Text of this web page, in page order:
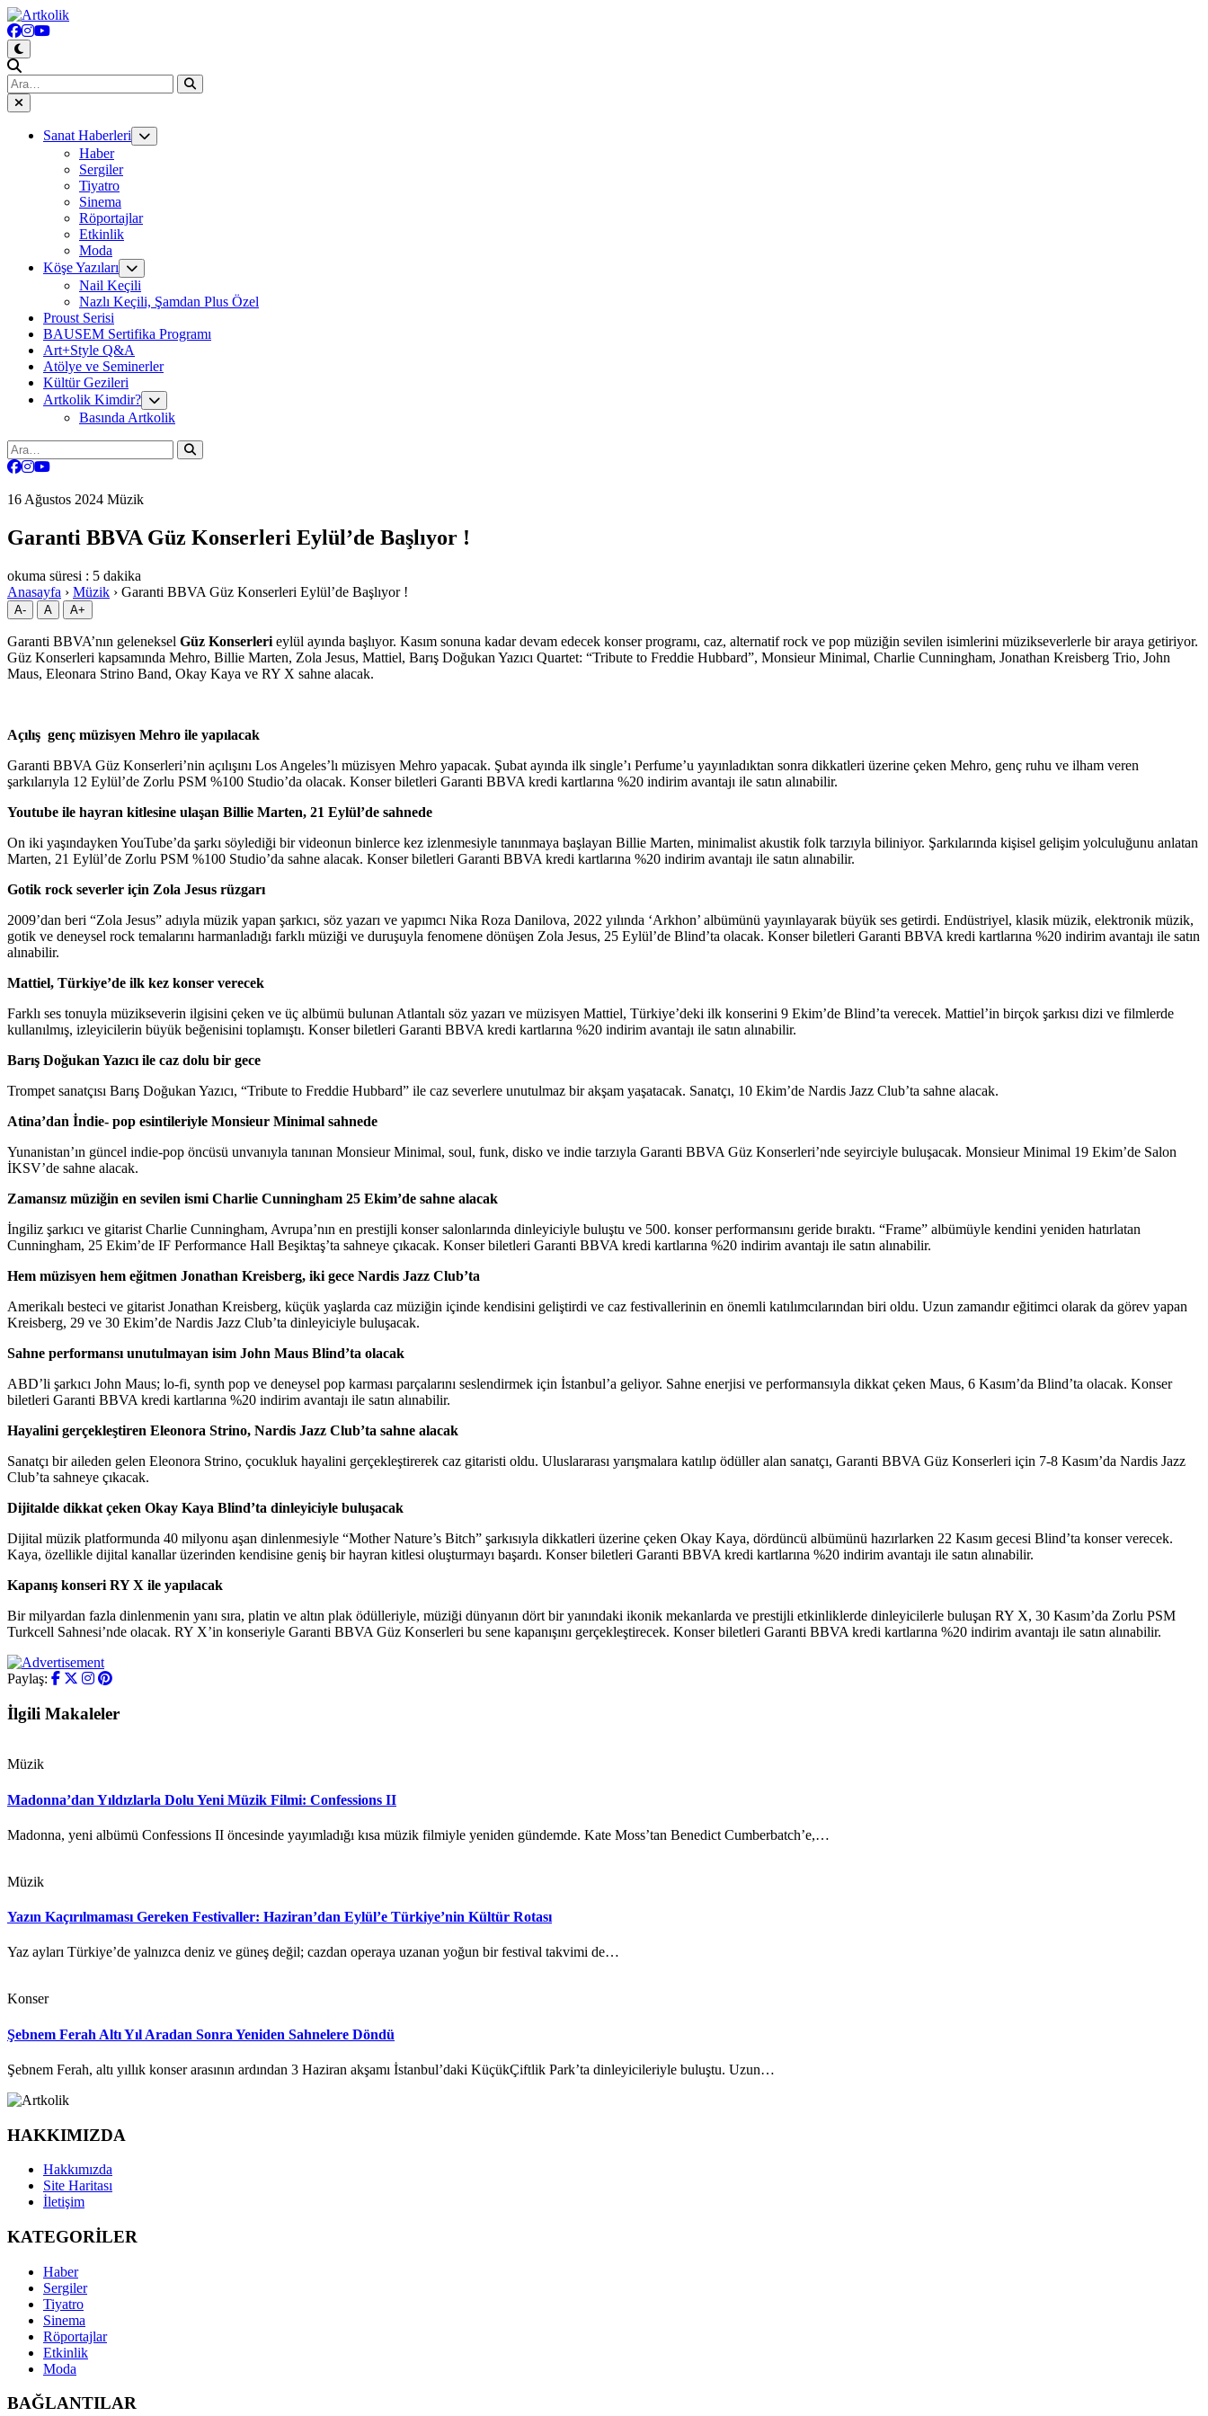
Ara:
Sanat Haberleri
Haber
Sergiler
Tiyatro
Sinema
Röportajlar
Etkinlik
Moda
Köşe Yazıları
Nail Keçili
Nazlı Keçili, Şamdan Plus Özel
Proust Serisi
BAUSEM Sertifika Programı
Art+Style Q&A
Atölye ve Seminerler
Kültür Gezileri
Artkolik Kimdir?
Basında Artkolik
Ara:
16 Ağustos 2024 Müzik
Garanti BBVA Güz Konserleri Eylül’de Başlıyor !
okuma süresi : 5 dakika
Anasayfa › Müzik › Garanti BBVA Güz Konserleri Eylül’de Başlıyor !
A- A A+
Garanti BBVA’nın geleneksel Güz Konserleri eylül ayında başlıyor. Kasım sonuna kadar devam edecek konser programı, caz, alternatif rock ve pop müziğin sevilen isimlerini müzikseverlerle bir araya getiriyor.
Güz Konserleri kapsamında Mehro, Billie Marten, Zola Jesus, Mattiel, Barış Doğukan Yazıcı Quartet: “Tribute to Freddie Hubbard”, Monsieur Minimal, Charlie Cunningham, Jonathan Kreisberg Trio, John
Maus, Eleonara Strino Band, Okay Kaya ve RY X sahne alacak.
Açılış genç müzisyen Mehro ile yapılacak
Garanti BBVA Güz Konserleri’nin açılışını Los Angeles’lı müzisyen Mehro yapacak. Şubat ayında ilk single’ı Perfume’u yayınladıktan sonra dikkatleri üzerine çeken Mehro, genç ruhu ve ilham veren
şarkılarıyla 12 Eylül’de Zorlu PSM %100 Studio’da olacak. Konser biletleri Garanti BBVA kredi kartlarına %20 indirim avantajı ile satın alınabilir.
Youtube ile hayran kitlesine ulaşan Billie Marten, 21 Eylül’de sahnede
On iki yaşındayken YouTube’da şarkı söylediği bir videonun binlerce kez izlenmesiyle tanınmaya başlayan Billie Marten, minimalist akustik folk tarzıyla biliniyor. Şarkılarında kişisel gelişim yolculuğunu anlatan
Marten, 21 Eylül’de Zorlu PSM %100 Studio’da sahne alacak. Konser biletleri Garanti BBVA kredi kartlarına %20 indirim avantajı ile satın alınabilir.
Gotik rock severler için Zola Jesus rüzgarı
2009’dan beri “Zola Jesus” adıyla müzik yapan şarkıcı, söz yazarı ve yapımcı Nika Roza Danilova, 2022 yılında ‘Arkhon’ albümünü yayınlayarak büyük ses getirdi. Endüstriyel, klasik müzik, elektronik müzik,
gotik ve deneysel rock temalarını harmanladığı farklı müziği ve duruşuyla fenomene dönüşen Zola Jesus, 25 Eylül’de Blind’ta olacak. Konser biletleri Garanti BBVA kredi kartlarına %20 indirim avantajı ile satın
alınabilir.
Mattiel, Türkiye’de ilk kez konser verecek
Farklı ses tonuyla müzikseverin ilgisini çeken ve üç albümü bulunan Atlantalı söz yazarı ve müzisyen Mattiel, Türkiye’deki ilk konserini 9 Ekim’de Blind’ta verecek. Mattiel’in birçok şarkısı dizi ve filmlerde
kullanılmış, izleyicilerin büyük beğenisini toplamıştı. Konser biletleri Garanti BBVA kredi kartlarına %20 indirim avantajı ile satın alınabilir.
Barış Doğukan Yazıcı ile caz dolu bir gece
Trompet sanatçısı Barış Doğukan Yazıcı, “Tribute to Freddie Hubbard” ile caz severlere unutulmaz bir akşam yaşatacak. Sanatçı, 10 Ekim’de Nardis Jazz Club’ta sahne alacak.
Atina’dan İndie- pop esintileriyle Monsieur Minimal sahnede
Yunanistan’ın güncel indie-pop öncüsü unvanıyla tanınan Monsieur Minimal, soul, funk, disko ve indie tarzıyla Garanti BBVA Güz Konserleri’nde seyirciyle buluşacak. Monsieur Minimal 19 Ekim’de Salon
İKSV’de sahne alacak.
Zamansız müziğin en sevilen ismi Charlie Cunningham 25 Ekim’de sahne alacak
İngiliz şarkıcı ve gitarist Charlie Cunningham, Avrupa’nın en prestijli konser salonlarında dinleyiciyle buluştu ve 500. konser performansını geride bıraktı. “Frame” albümüyle kendini yeniden hatırlatan
Cunningham, 25 Ekim’de IF Performance Hall Beşiktaş’ta sahneye çıkacak. Konser biletleri Garanti BBVA kredi kartlarına %20 indirim avantajı ile satın alınabilir.
Hem müzisyen hem eğitmen Jonathan Kreisberg, iki gece Nardis Jazz Club’ta
Amerikalı besteci ve gitarist Jonathan Kreisberg, küçük yaşlarda caz müziğin içinde kendisini geliştirdi ve caz festivallerinin en önemli katılımcılarından biri oldu. Uzun zamandır eğitimci olarak da görev yapan
Kreisberg, 29 ve 30 Ekim’de Nardis Jazz Club’ta dinleyiciyle buluşacak.
Sahne performansı unutulmayan isim John Maus Blind’ta olacak
ABD’li şarkıcı John Maus; lo-fi, synth pop ve deneysel pop karması parçalarını seslendirmek için İstanbul’a geliyor. Sahne enerjisi ve performansıyla dikkat çeken Maus, 6 Kasım’da Blind’ta olacak. Konser
biletleri Garanti BBVA kredi kartlarına %20 indirim avantajı ile satın alınabilir.
Hayalini gerçekleştiren Eleonora Strino, Nardis Jazz Club’ta sahne alacak
Sanatçı bir aileden gelen Eleonora Strino, çocukluk hayalini gerçekleştirerek caz gitaristi oldu. Uluslararası yarışmalara katılıp ödüller alan sanatçı, Garanti BBVA Güz Konserleri için 7-8 Kasım’da Nardis Jazz
Club’ta sahneye çıkacak.
Dijitalde dikkat çeken Okay Kaya Blind’ta dinleyiciyle buluşacak
Dijital müzik platformunda 40 milyonu aşan dinlenmesiyle “Mother Nature’s Bitch” şarkısıyla dikkatleri üzerine çeken Okay Kaya, dördüncü albümünü hazırlarken 22 Kasım gecesi Blind’ta konser verecek.
Kaya, özellikle dijital kanallar üzerinden kendisine geniş bir hayran kitlesi oluşturmayı başardı. Konser biletleri Garanti BBVA kredi kartlarına %20 indirim avantajı ile satın alınabilir.
Kapanış konseri RY X ile yapılacak
Bir milyardan fazla dinlenmenin yanı sıra, platin ve altın plak ödülleriyle, müziği dünyanın dört bir yanındaki ikonik mekanlarda ve prestijli etkinliklerde dinleyicilerle buluşan RY X, 30 Kasım’da Zorlu PSM
Turkcell Sahnesi’nde olacak. RY X’in konseriyle Garanti BBVA Güz Konserleri bu sene kapanışını gerçekleştirecek. Konser biletleri Garanti BBVA kredi kartlarına %20 indirim avantajı ile satın alınabilir.
Paylaş:
İlgili Makaleler
Müzik
Madonna’dan Yıldızlarla Dolu Yeni Müzik Filmi: Confessions II
Madonna, yeni albümü Confessions II öncesinde yayımladığı kısa müzik filmiyle yeniden gündemde. Kate Moss’tan Benedict Cumberbatch’e,…
Müzik
Yazın Kaçırılmaması Gereken Festivaller: Haziran’dan Eylül’e Türkiye’nin Kültür Rotası
Yaz ayları Türkiye’de yalnızca deniz ve güneş değil; cazdan operaya uzanan yoğun bir festival takvimi de…
Konser
Şebnem Ferah Altı Yıl Aradan Sonra Yeniden Sahnelere Döndü
Şebnem Ferah, altı yıllık konser arasının ardından 3 Haziran akşamı İstanbul’daki KüçükÇiftlik Park’ta dinleyicileriyle buluştu. Uzun…
HAKKIMIZDA
Hakkımızda
Site Haritası
İletişim
KATEGORİLER
Haber
Sergiler
Tiyatro
Sinema
Röportajlar
Etkinlik
Moda
BAĞLANTILAR